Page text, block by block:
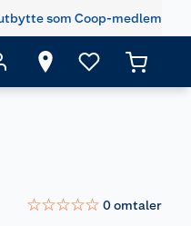
som Coop-medlem
☆☆☆☆☆ 0omtaler